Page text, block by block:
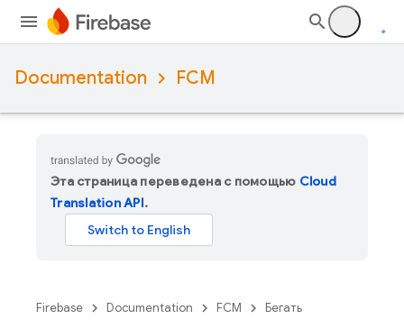
Documentation FCM
Эта страница переведена с помощью Cloud
Translation API.
Firebase Documentation FCM Бегать